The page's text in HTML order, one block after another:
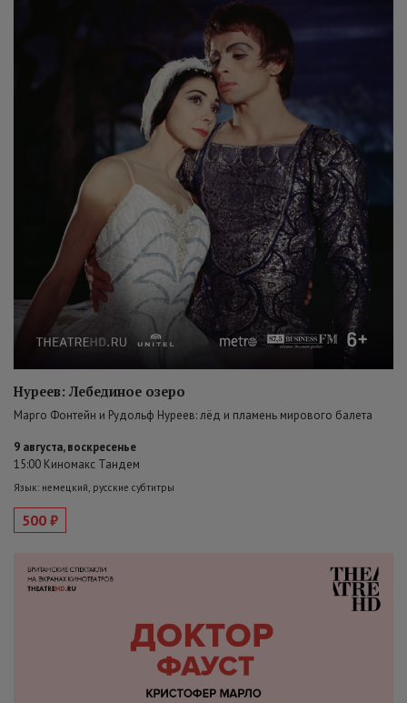
Нуреев: Лебединое озеро
Марго Фонтейн и Рудольф Нуреев: лёд и пламень мирового балета
9 августа, воскресенье
15:00 Киномакс Тандем
Язык: немецкий, русские субтитры
500 ₽